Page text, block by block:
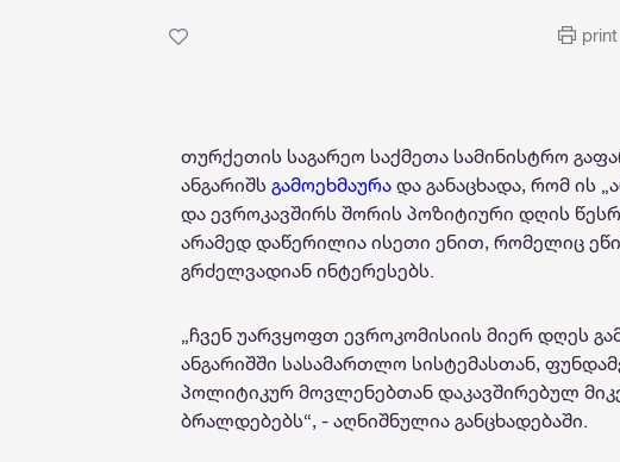
print
თურქეთის საგარეო საქმეთა სამინისტრო
ანგარიშს გამოეხმაურა და განაცხადა, რომ ის
და ევროკავშირს შორის პოზიტიური დღის
არამედ დაწერილია ისეთი ენით, რომელიც
გრძელვადიან ინტერესებს.
„ჩვენ უარვყოფთ ევროკომისიის მიერ დღეს
ანგარიშში სასამართლო სისტემასთან,
პოლიტიკურ მოვლენებთან დაკავშირებულ
ბრალდებებს“, - აღნიშნულია განცხადებაში.